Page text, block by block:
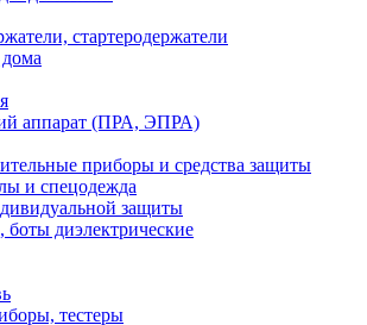
стартеродержатели
аппарат (ПРА, ЭПРА)
приборы и средства защиты
и спецодежда
защиты
боты диэлектрические
тестеры